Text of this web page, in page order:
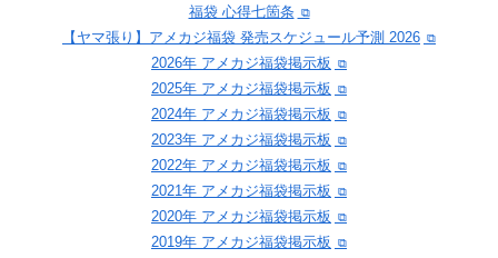
福袋 心得七箇条
【ヤマ張り】アメカジ福袋 発売スケジュール予測 2026
2026年 アメカジ福袋掲示板
2025年 アメカジ福袋掲示板
2024年 アメカジ福袋掲示板
2023年 アメカジ福袋掲示板
2022年 アメカジ福袋掲示板
2021年 アメカジ福袋掲示板
2020年 アメカジ福袋掲示板
2019年 アメカジ福袋掲示板